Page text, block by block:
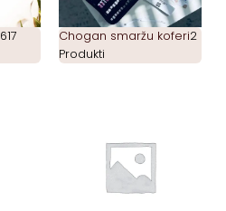
617
Chogan smaržu koferi2
Produkti